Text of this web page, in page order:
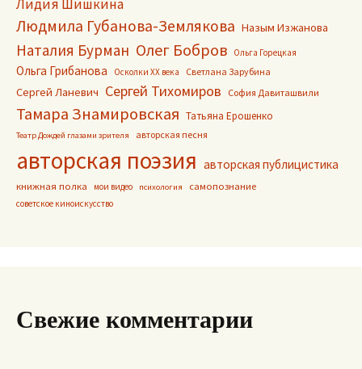
Лидия Шишкина
Людмила Губанова-Землякова Назым Изжанова
Наталия Бурман Олег Бобров Ольга Горецкая
Ольга Грибанова Осколки ХХ века Светлана Зарубина
Сергей Ланевич Сергей Тихомиров София Давиташвили
Тамара Знамировская Татьяна Ерошенко
Театр Дождей глазами зрителя авторская песня
авторская поэзия авторская публицистика
книжная полка мои видео психология самопознание
советское киноискусство
Свежие комментарии